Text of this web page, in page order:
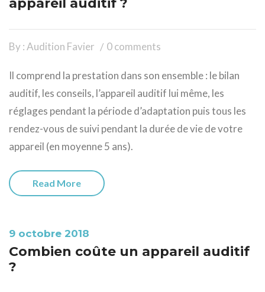
appareil auditif ?
By : Audition Favier 0 comments
Il comprend la prestation dans son ensemble : le bilan
auditif, les conseils, l’appareil auditif lui même, les
réglages pendant la période d’adaptation puis tous les
rendez-vous de suivi pendant la durée de vie de votre
appareil (en moyenne 5 ans).
Read More
9 octobre 2018
Combien coûte un appareil auditif
?